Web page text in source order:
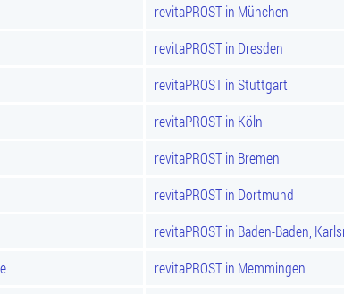
revitaPROST in München
revitaPROST in Dresden
revitaPROST in Stuttgart
revitaPROST in Köln
revitaPROST in Bremen
revitaPROST in Dortmund
revitaPROST in Baden-Baden,
revitaPROST in Memmingen